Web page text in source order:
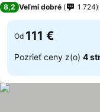
8,2 Veľmi dobré 1 724
Od 111 €
Pozrieť ceny z(o) 4